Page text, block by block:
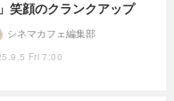
笑顔のクランクアップ
Fri 7:00
シネマカフェ編集部